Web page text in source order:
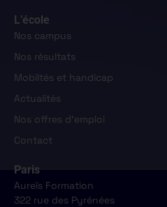
L’école
Nos campus
Nos résultats
Mobiltés et handicap
Actualités
Nos offres d'emploi
Contact
Paris
Aureïs Formation
322 rue des Pyrénées